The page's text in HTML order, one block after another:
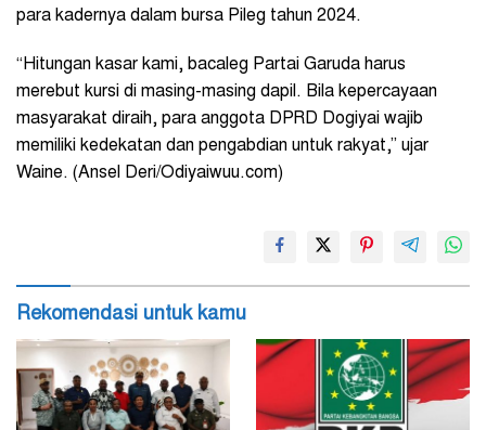
para kadernya dalam bursa Pileg tahun 2024.
“Hitungan kasar kami, bacaleg Partai Garuda harus
merebut kursi di masing-masing dapil. Bila kepercayaan
masyarakat diraih, para anggota DPRD Dogiyai wajib
memiliki kedekatan dan pengabdian untuk rakyat,” ujar
Waine. (Ansel Deri/Odiyaiwuu.com)
Rekomendasi untuk kamu